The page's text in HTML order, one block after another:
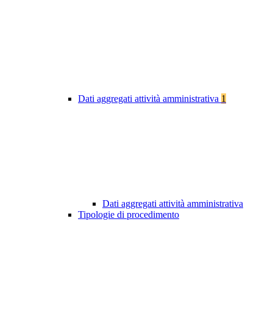
Dati aggregati attività amministrativa 1
Dati aggregati attività amministrativa
Tipologie di procedimento